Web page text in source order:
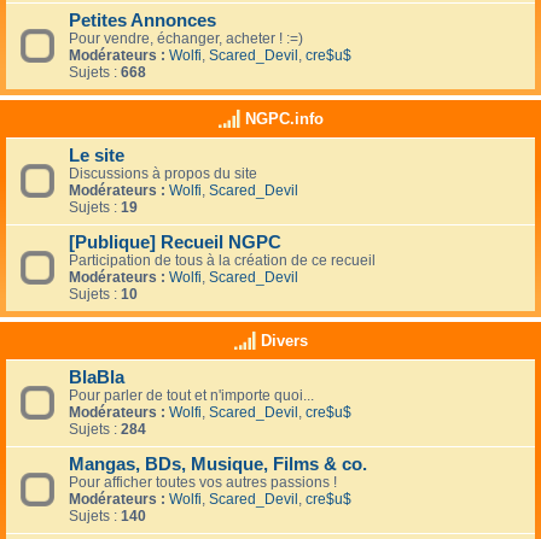
Petites Annonces
Pour vendre, échanger, acheter ! :=)
Modérateurs : Wolfi, Scared_Devil , cre$u$
Sujets : 668
NGPC.info
Le site
Discussions à propos du site
Modérateurs : Wolfi, Scared_Devil
Sujets : 19
[Publique] Recueil NGPC
Participation de tous à la création de ce recueil
Modérateurs : Wolfi, Scared_Devil
Sujets : 10
Divers
BlaBla
Pour parler de tout et n'importe quoi...
Modérateurs : Wolfi, Scared_Devil, cre$u$
Sujets : 284
Mangas, BDs, Musique, Films & co.
Pour afficher toutes vos autres passions !
Modérateurs : Wolfi, Scared_Devil, cre$u$
Sujets : 140